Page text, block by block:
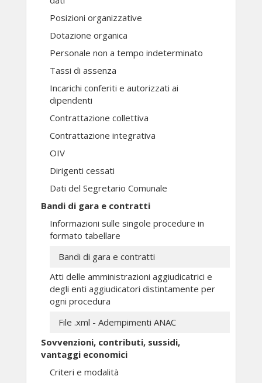
Posizioni organizzative
Dotazione organica
Personale non a tempo indeterminato
Tassi di assenza
Incarichi conferiti e autorizzati ai
dipendenti
Contrattazione collettiva
Contrattazione integrativa
OIV
Dirigenti cessati
Dati del Segretario Comunale
Bandi di gara e contratti
Informazioni sulle singole procedure in
formato tabellare
Bandi di gara e contratti
Atti delle amministrazioni aggiudicatrici e
degli enti aggiudicatori distintamente per
ogni procedura
File .xml - Adempimenti ANAC
Sovvenzioni, contributi, sussidi,
vantaggi economici
Criteri e modalità